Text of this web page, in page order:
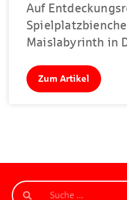
Auf
Maislabyrinth in
Zum Artikel